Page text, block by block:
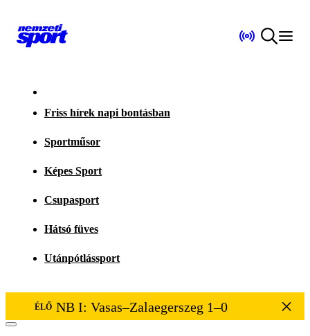
Friss hírek napi bontásban
Sportműsor
Képes Sport
Csupasport
Hátsó füves
Utánpótlássport
ÉLŐ NB I: Vasas–Zalaegerszeg 1–0